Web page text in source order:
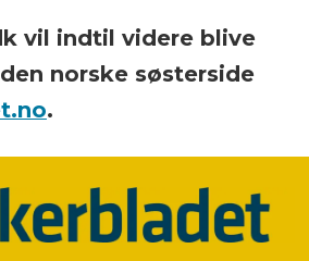
vil indtil videre blive
norske søsterside
.